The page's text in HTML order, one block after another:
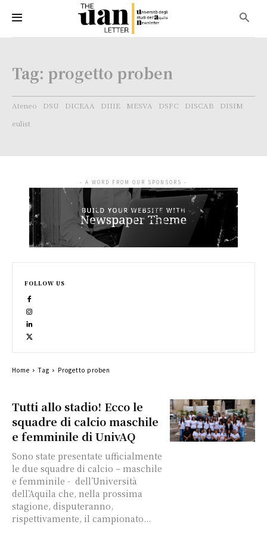
Tag: progetto proben
Ateneo DSU DICEAA DIIIE MESVA DSFC DISCAB
DISIM
eulist
Tutti allo stadio! Ecco le
squadre di calcio maschile
e femminile di UnivAQ
Sono state presentate ufficialmente
le due squadre di calcio – maschile
e femminile - dell’Università
dell’Aquila che, nella prossima
stagione, disputeranno,
rispettivamente, il campionato...
- A WORD FROM OUR SPONSORS -
FOLLOW US
Home Tag Progetto proben